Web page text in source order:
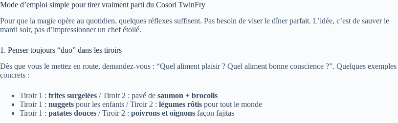
Mode d’emploi simple pour tirer vraiment parti du Cosori TwinFry
Pour que la magie opère au quotidien, quelques réflexes suffisent. Pas besoin de viser le dîner parfait. L’idée, c’est de sauver le
mardi soir, pas d’impressionner un chef étoilé.
1. Penser toujours “duo” dans les tiroirs
Dès que vous le mettez en route, demandez-vous : “Quel aliment plaisir ? Quel aliment bonne conscience ?”. Quelques exemples
concrets :
Tiroir 1 : frites surgelées / Tiroir 2 : pavé de saumon + brocolis
Tiroir 1 : nuggets pour les enfants / Tiroir 2 : légumes rôtis pour tout le monde
Tiroir 1 : patates douces / Tiroir 2 : poivrons et oignons façon fajitas